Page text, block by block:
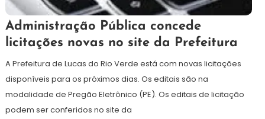
23
de
outubro
de
Redação
Administração Pública concede
licitações novas no site da Prefeitura
A Prefeitura de Lucas do Rio Verde está com novas licitações
disponíveis para os próximos dias. Os editais são na
modalidade de Pregão Eletrônico (PE). Os editais de licitação
podem ser conferidos no site da